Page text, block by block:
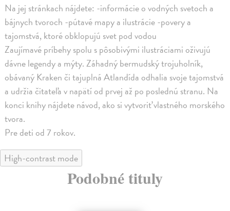
Na jej stránkach nájdete: -informácie o vodných svetoch a
bájnych tvoroch -pútavé mapy a ilustrácie -povery a
tajomstvá, ktoré obklopujú svet pod vodou
Zaujímavé príbehy spolu s pôsobivými ilustráciami oživujú
dávne legendy a mýty. Záhadný bermudský trojuholník,
obávaný Kraken či tajuplná Atlandída odhalia svoje tajomstvá
a udržia čitateľa v napätí od prvej až po poslednú stranu. Na
konci knihy nájdete návod, ako si vytvoriť vlastného morského
tvora.
Pre deti od 7 rokov.
High-contrast mode
Podobné tituly